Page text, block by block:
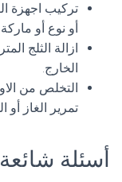
تركيب اجهزة
أو نوع أو
ازالة الثلج
الخارج.
التخلص من
تمرير الغاز أو
أسئلة